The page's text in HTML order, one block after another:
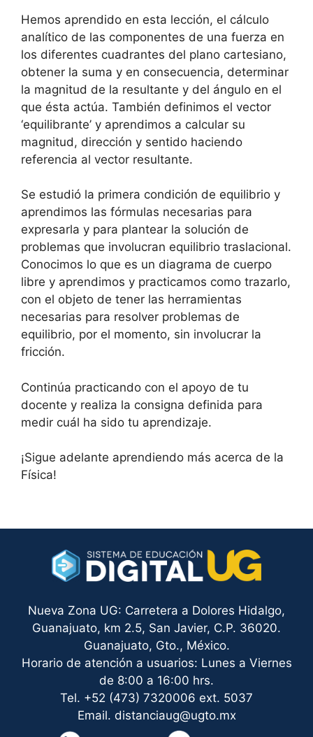
Hemos aprendido en esta lección, el cálculo
analítico de las componentes de una fuerza en
los diferentes cuadrantes del plano cartesiano,
obtener la suma y en consecuencia, determinar
la magnitud de la resultante y del ángulo en el
que ésta actúa. También definimos el vector
‘equilibrante’ y aprendimos a calcular su
magnitud, dirección y sentido haciendo
referencia al vector resultante.
Se estudió la primera condición de equilibrio y
aprendimos las fórmulas necesarias para
expresarla y para plantear la solución de
problemas que involucran equilibrio traslacional.
Conocimos lo que es un diagrama de cuerpo
libre y aprendimos y practicamos como trazarlo,
con el objeto de tener las herramientas
necesarias para resolver problemas de
equilibrio, por el momento, sin involucrar la
fricción.
Continúa practicando con el apoyo de tu
docente y realiza la consigna definida para
medir cuál ha sido tu aprendizaje.
¡Sigue adelante aprendiendo más acerca de la
Física!
Nueva Zona UG: Carretera a Dolores Hidalgo,
Guanajuato, km 2.5, San Javier, C.P. 36020.
Guanajuato, Gto., México.
Horario de atención a usuarios: Lunes a Viernes
de 8:00 a 16:00 hrs.
Tel. +52 (473) 7320006 ext. 5037
Email. distanciaug@ugto.mx